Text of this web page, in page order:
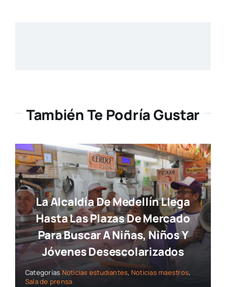
También Te Podría Gustar
La Alcaldía De Medellín Llega
Hasta Las Plazas De Mercado
Para Buscar A Niñas, Niños Y
Jóvenes Desescolarizados
Categorías Noticias estudiantes, Noticias maestros,
Sala de prensa